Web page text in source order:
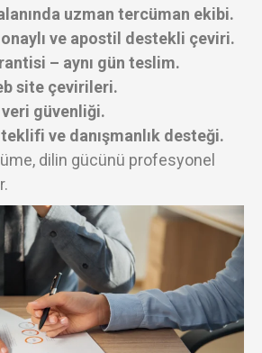
uzman tercüman ekibi.
ve apostil destekli çeviri.
– aynı gün teslim.
site çevirileri.
güvenliği.
ve danışmanlık desteği.
dilin gücünü profesyonel